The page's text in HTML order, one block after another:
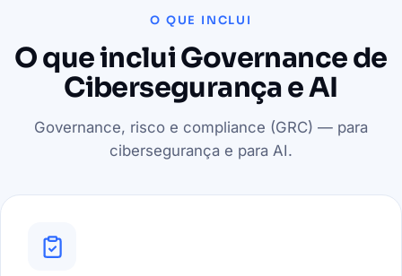
O QUE INCLUI
O que inclui Governance de
Cibersegurança e AI
Governance, risco e compliance (GRC) — para
cibersegurança e para AI.